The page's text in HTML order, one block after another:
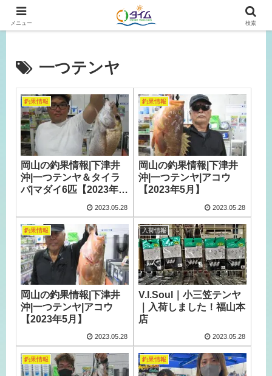
広島、岡山の釣り情報はタイムにおまかせ！
一つテンヤ
釣果情報
岡山の釣果情報|下津井
沖|一つテンヤ＆タイラ
バ|マダイ6匹【2023年5
2023.05.28
釣果情報
岡山の釣果情報|下津井
沖|一つテンヤ|アコウ
【2023年5月】
2023.05.28
釣果情報
岡山の釣果情報|下津井
沖|一つテンヤ|アコウ
【2023年5月】
2023.05.28
入荷情報
V.I.Soul｜小三笠テンヤ
｜入荷しました！福山本
店
2023.05.28
釣果情報 釣果情報
メニュー 検索